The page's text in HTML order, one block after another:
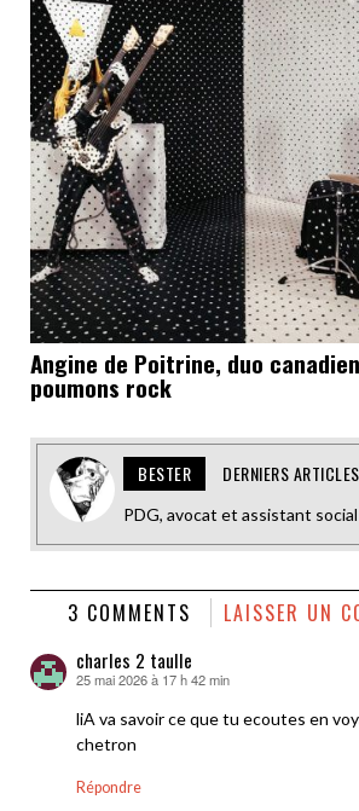
Angine de Poitrine, duo
poumons rock
BESTER DERNIERS ARTICLES
PDG, avocat et assistant social
3 COMMENTS LAISSER UN
charles 2 taulle
dit :
25 mai 2026 à 17 h 42 min
liA va savoir ce que tu ecoutes en
chetron
Répondre